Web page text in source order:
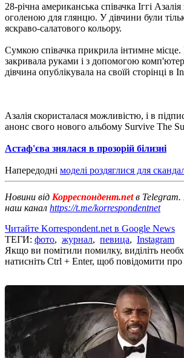
28-річна американська співачка Іггі
оголеною для глянцю. У дівчини були
яскраво-салатового кольору.
Сумкою співачка прикрила інтимне місце.
закривала руками і з допомогою
дівчина опублікувала на своїй сторінці в
Азалія скористалася можливістю, і в
анонс свого нового альбому Survive The
Астаф'єва знялася в прозорій білизні
Напередодні моделі роздяглися для
Новини від Корреспондент.netв Telegram.
наш канал https://t.me/korrespondentnet
Читайте Korrespondent.net в Google News
ТЕГИ: фото, журнал, певица, Instagram
Якщо ви помітили помилку, виділіть
натисніть Ctrl + Enter, щоб повідомити